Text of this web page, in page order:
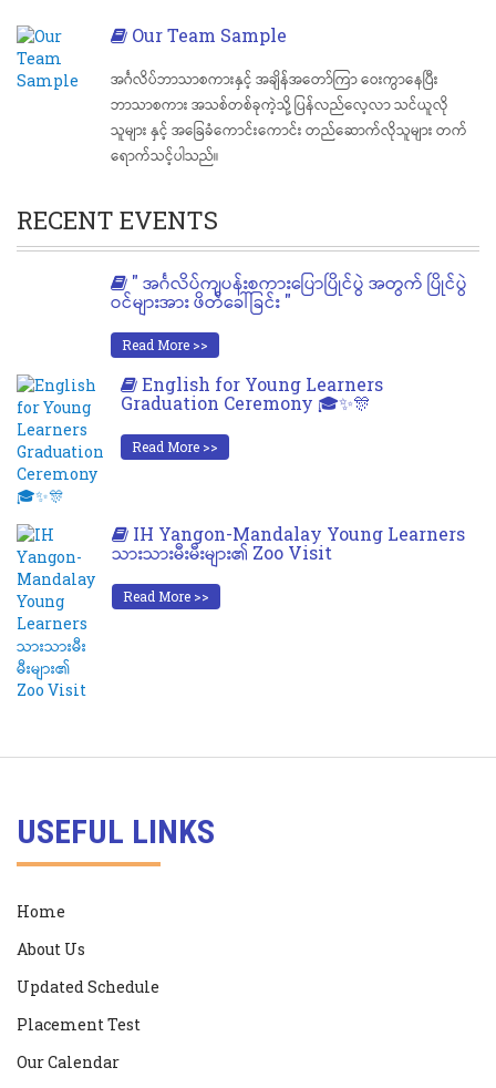
Our Team Sample
အင်္ဂလိပ်ဘာသာစကားနှင့် အချိန်အတော်ကြာ ဝေးကွာနေပြီး
ဘာသာစကား အသစ်တစ်ခုကဲ့သို့ ပြန်လည်လေ့လာ သင်ယူလို
သူများ နှင့် အခြေခံကောင်းကောင်း တည်ဆောက်လိုသူများ တက်
ရောက်သင့်ပါသည်။
RECENT EVENTS
" အင်္ဂလိပ်ကျပန်းစကားပြောပြိုင်ပွဲ အတွက် ပြိုင်ပွဲ
ဝင်များအား ဖိတ်ခေါ်ခြင်း "
Read More >>
English for Young Learners
Graduation Ceremony 🎓✨🎊
Read More >>
IH Yangon-Mandalay Young Learners
သားသားမီးမီးများ၏ Zoo Visit
Read More >>
USEFUL LINKS
Home
About Us
Updated Schedule
Placement Test
Our Calendar